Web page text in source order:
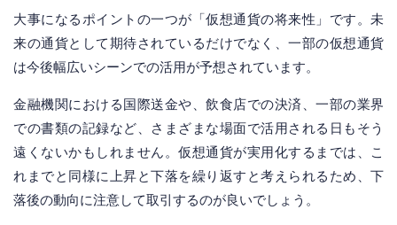
大事になるポイントの一つが「仮想通貨の将来性」です。未
来の通貨として期待されているだけでなく、一部の仮想通貨
は今後幅広いシーンでの活用が予想されています。
金融機関における国際送金や、飲食店での決済、一部の業界
での書類の記録など、さまざまな場面で活用される日もそう
遠くないかもしれません。仮想通貨が実用化するまでは、こ
れまでと同様に上昇と下落を繰り返すと考えられるため、下
落後の動向に注意して取引するのが良いでしょう。